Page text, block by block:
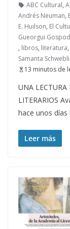
ABC Cultural,
Andrés Neuman,
E. Huilson, El
Gueorgui
, libros, literatura,
Samanta
13 minutos de
UNA LECTURA
LITERARIOS
hace unos
Leer más